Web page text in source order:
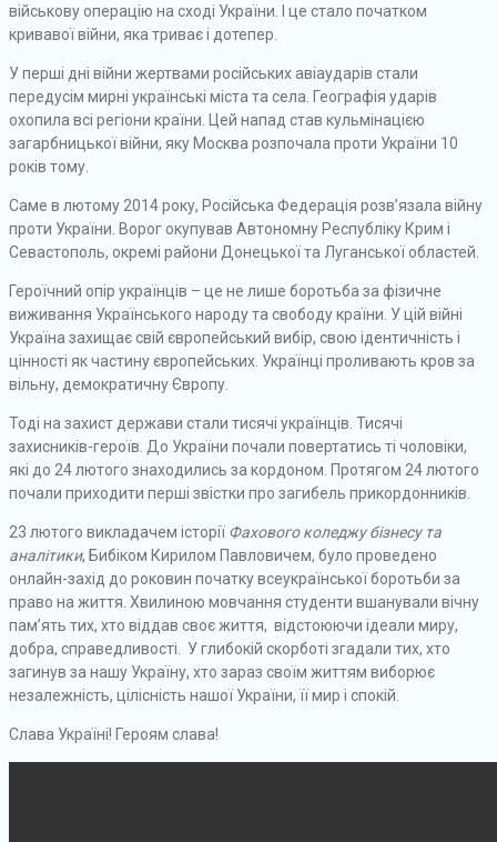
військову операцію на сході України. І це стало початком
кривавої війни, яка триває і дотепер.
У перші дні війни жертвами російських авіаударів стали
передусім мирні українські міста та села. Географія ударів
охопила всі регіони країни. Цей напад став кульмінацією
загарбницької війни, яку Москва розпочала проти України 10
років тому.
Саме в лютому 2014 року, Російська Федерація розв’язала війну
проти України. Ворог окупував Автономну Республіку Крим і
Севастополь, окремі райони Донецької та Луганської областей.
Героїчний опір українців – це не лише боротьба за фізичне
виживання Українського народу та свободу країни. У цій війні
Україна захищає свій європейський вибір, свою ідентичність і
цінності як частину європейських. Українці проливають кров за
вільну, демократичну Європу.
Тоді на захист держави стали тисячі українців. Тисячі
захисників-героїв. До України почали повертатись ті чоловіки,
які до 24 лютого знаходились за кордоном. Протягом 24 лютого
почали приходити перші звістки про загибель прикордонників.
23 лютого викладачем історії Фахового коледжу бізнесу та
аналітики, Бибіком Кирилом Павловичем, було проведено
онлайн-захід до роковин початку всеукраїнської боротьби за
право на життя. Хвилиною мовчання студенти вшанували вічну
пам’ять тих, хто віддав своє життя, відстоюючи ідеали миру,
добра, справедливості. У глибокій скорботі згадали тих, хто
загинув за нашу Україну, хто зараз своїм життям виборює
незалежність, цілісність нашої України, її мир і спокій.
Слава Україні! Героям слава!